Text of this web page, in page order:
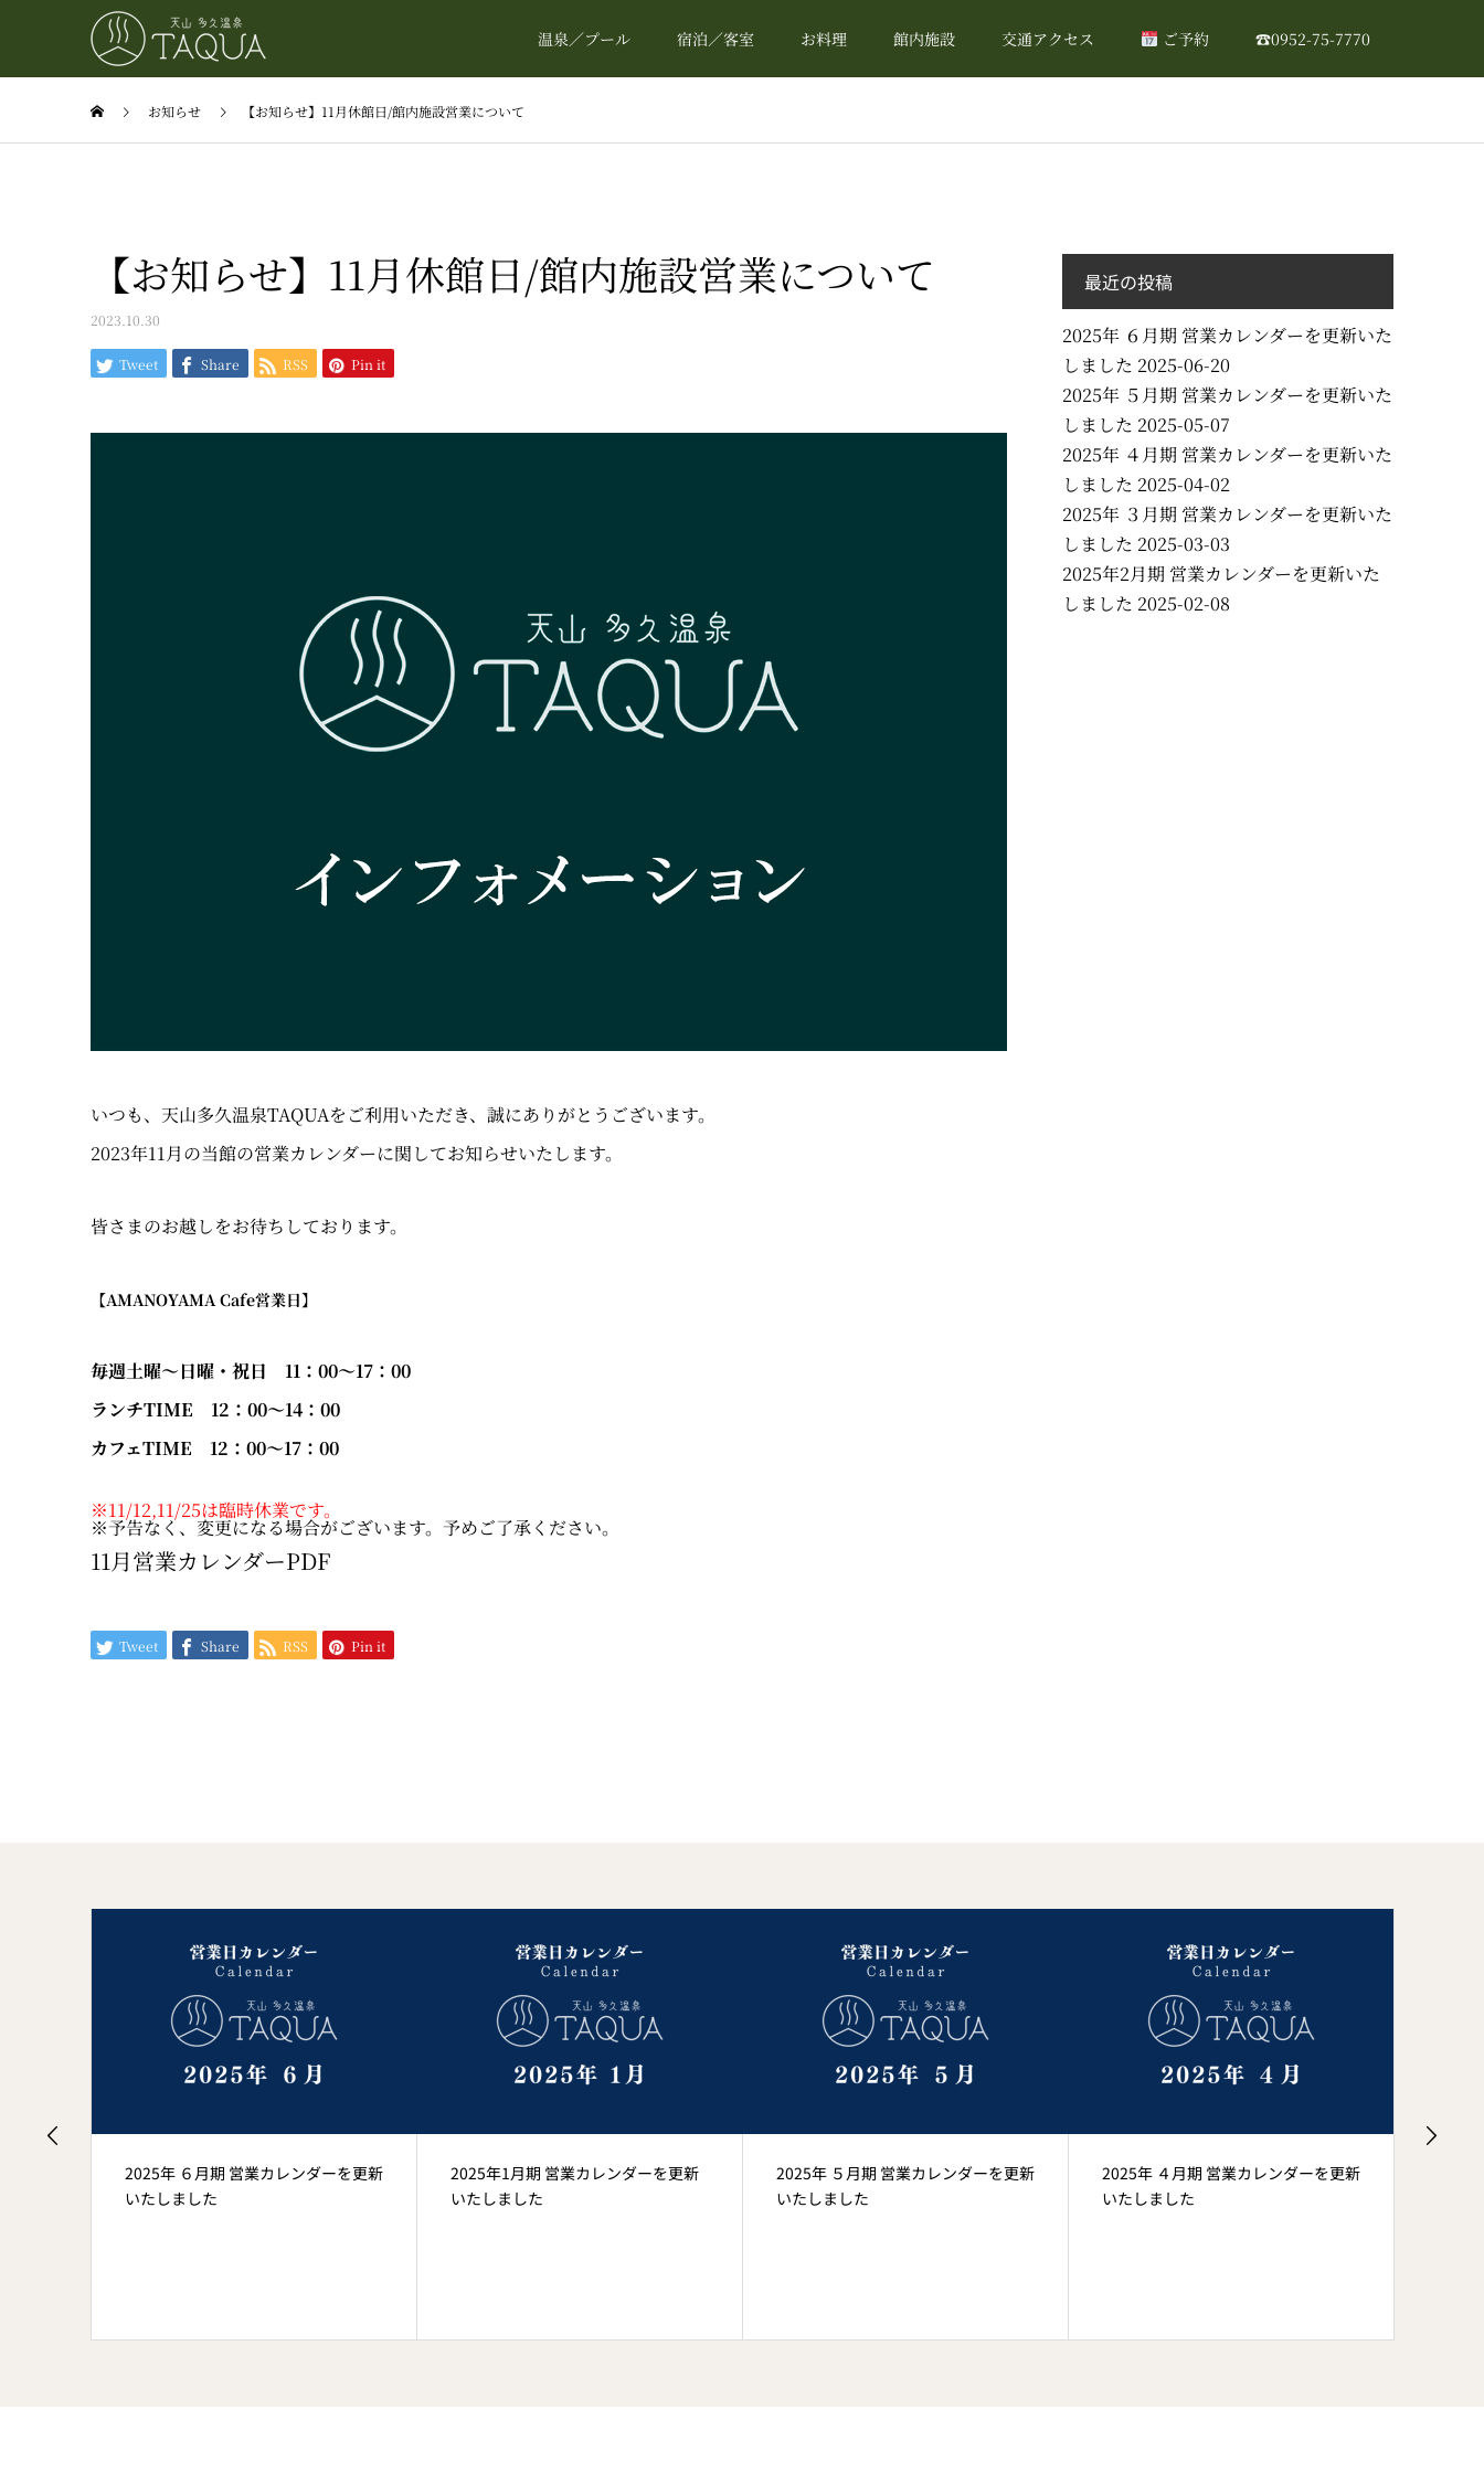
温泉／プール 宿泊／客室 お料理 館内施設 交通アクセス ご予約 ☎0952-75-7770
お知らせ 【お知らせ】11月休館日/館内施設営業について
【お知らせ】11月休館日/館内施設営業について
2023.10.30
Tweet Share RSS Pin it
いつも、天山多久温泉TAQUAをご利用いただき、誠にありがとうございます。
2023年11月の当館の営業カレンダーに関してお知らせいたします。
皆さまのお越しをお待ちしております。
【AMANOYAMA Cafe営業日】
毎週土曜～日曜・祝日 11：00～17：00
ランチTIME 12：00～14：00
カフェTIME 12：00～17：00
※11/12,11/25は臨時休業です。
※予告なく、変更になる場合がございます。予めご了承ください。
11月営業カレンダーPDF
Tweet Share RSS Pin it
最近の投稿
2025年 ６月期 営業カレンダーを更新いた
しました 2025-06-20
2025年 ５月期 営業カレンダーを更新いた
しました 2025-05-07
2025年 ４月期 営業カレンダーを更新いた
しました 2025-04-02
2025年 ３月期 営業カレンダーを更新いた
しました 2025-03-03
2025年2月期 営業カレンダーを更新いた
しました 2025-02-08
2025年 ６月期 営業カレンダーを更新
いたしました
2025年1月期 営業カレンダーを更新
いたしました
2025年 ５月期 営業カレンダーを更新
いたしました
2025年 ４月期 営業カレンダーを更新
いたしました